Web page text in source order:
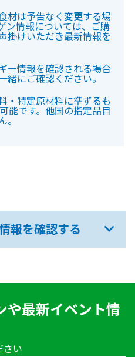
材は予告なく変更する場
ン情報については、ご購
掛けいただき最新情報を
ー情報を確認される場合
緒にご確認ください。
・特定原材料に準ずるも
能です。他国の指定品目
。
報を確認する
や最新イベント情
さい